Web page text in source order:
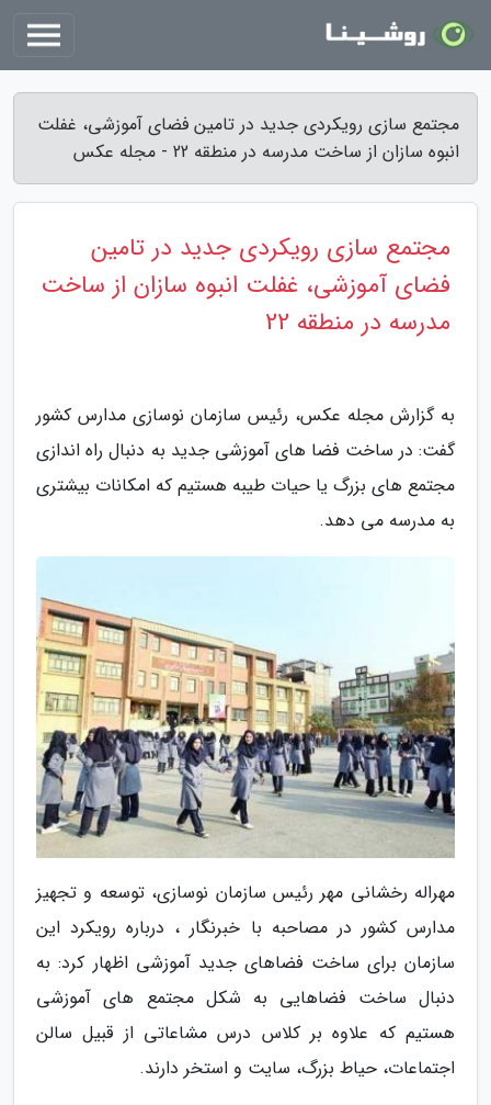
مجتمع سازی رویکردی جدید در تامین فضای آموزشی، غفلت
انبوه سازان از ساخت مدرسه در منطقه 22 - مجله عکس
مجتمع سازی رویکردی جدید در تامین
فضای آموزشی، غفلت انبوه سازان از ساخت
مدرسه در منطقه 22
به گزارش مجله عکس، رئیس سازمان نوسازی مدارس کشور
گفت: در ساخت فضا های آموزشی جدید به دنبال راه اندازی
مجتمع های بزرگ یا حیات طیبه هستیم که امکانات بیشتری
به مدرسه می دهد.
مهراله رخشانی مهر رئیس سازمان نوسازی، توسعه و تجهیز
مدارس کشور در مصاحبه با خبرنگار ، درباره رویکرد این
سازمان برای ساخت فضاهای جدید آموزشی اظهار کرد: به
دنبال ساخت فضاهایی به شکل مجتمع های آموزشی
هستیم که علاوه بر کلاس درس مشاعاتی از قبیل سالن
اجتماعات، حیاط بزرگ، سایت و استخر دارند.